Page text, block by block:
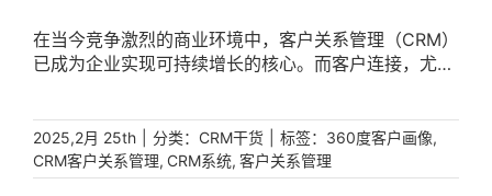
在当今竞争激烈的商业环境中，客户关系管理（CRM）
已成为企业实现可持续增长的核心。而客户连接，尤其
2025,2月 25th 分类： CRM干货 标签： 360度客户画像,
CRM客户关系管理, CRM系统, 客户关系管理